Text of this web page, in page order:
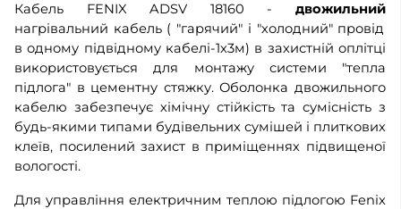
Кабель FENIX ADSV 18160 - двожильний
нагрівальний кабель ( "гарячий" і "холодний" провід
в одному підвідному кабелі-1х3м) в захистній оплітці
використовується для монтажу системи "тепла
підлога" в цементну стяжку. Оболонка двожильного
кабелю забезпечує хімічну стійкість та сумісність з
будь-якими типами будівельних сумішей і плиткових
клеїв, посилений захист в приміщеннях підвищеної
вологості.
Для управління електричним теплою підлогою Fenix